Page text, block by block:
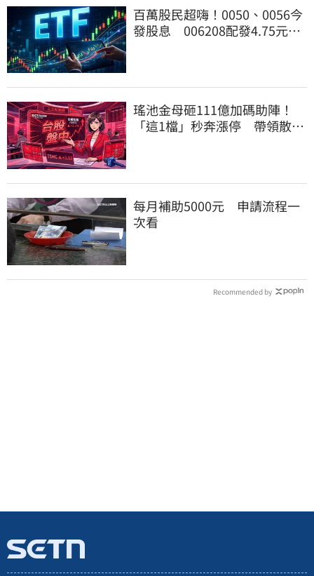
百萬股民超嗨！0050、0056今
發股息 006208配發4.75元新
瑤池金母砸111億加碼助陣！
「這1檔」秒奔漲停 帶領散熱
每月補助5000元 申請流程一
次看
Recommended by